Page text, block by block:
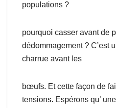
populations ?
pourquoi casser avant de
dédommagement ? C’est
charrue avant les
bœufs. Et cette façon de
tensions. Espérons qu’